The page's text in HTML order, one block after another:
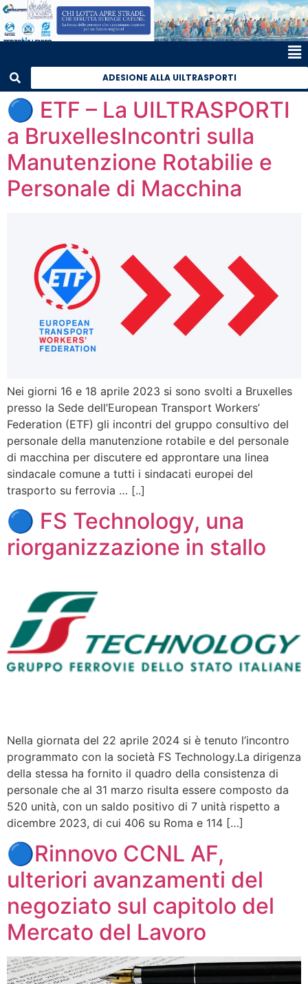
ADESIONE ALLA UILTRASPORTI
🔵 ETF – La UILTRASPORTI
a BruxellesIncontri sulla
Manutenzione Rotabilie e
Personale di Macchina
Nei giorni 16 e 18 aprile 2023 si sono svolti a Bruxelles
presso la Sede dell’European Transport Workers’
Federation (ETF) gli incontri del gruppo consultivo del
personale della manutenzione rotabile e del personale
di macchina per discutere ed approntare una linea
sindacale comune a tutti i sindacati europei del
trasporto su ferrovia … [..]
🔵 FS Technology, una
riorganizzazione in stallo
Nella giornata del 22 aprile 2024 si è tenuto l’incontro
programmato con la società FS Technology.La dirigenza
della stessa ha fornito il quadro della consistenza di
personale che al 31 marzo risulta essere composto da
520 unità, con un saldo positivo di 7 unità rispetto a
dicembre 2023, di cui 406 su Roma e 114 […]
🔵Rinnovo CCNL AF,
ulteriori avanzamenti del
negoziato sul capitolo del
Mercato del Lavoro